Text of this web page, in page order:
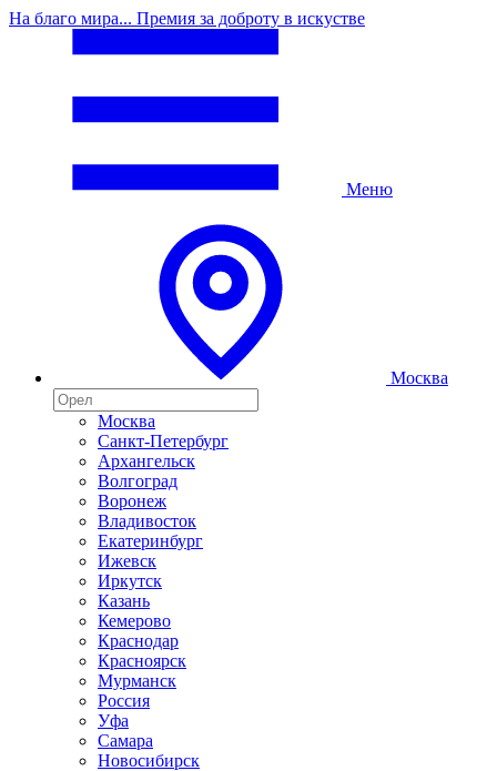
На благо мира... Премия за доброту в искустве
Меню
Москва
Москва
Санкт-Петербург
Архангельск
Волгоград
Воронеж
Владивосток
Екатеринбург
Ижевск
Иркутск
Казань
Кемерово
Краснодар
Красноярск
Мурманск
Россия
Уфа
Самара
Новосибирск